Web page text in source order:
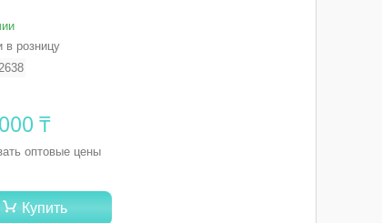
в розницу
₸
оптовые цены
Купить